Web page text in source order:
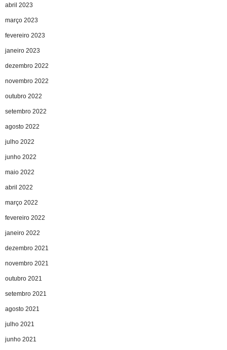
abril 2023
março 2023
fevereiro 2023
janeiro 2023
dezembro 2022
novembro 2022
outubro 2022
setembro 2022
agosto 2022
julho 2022
junho 2022
maio 2022
abril 2022
março 2022
fevereiro 2022
janeiro 2022
dezembro 2021
novembro 2021
outubro 2021
setembro 2021
agosto 2021
julho 2021
junho 2021